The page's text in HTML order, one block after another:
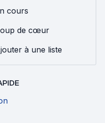
cours
de cœur
à une liste